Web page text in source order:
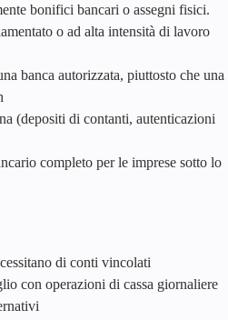
bonifici bancari o assegni fisici.
o ad alta intensità di lavoro
banca autorizzata, piuttosto che una
(depositi di contanti, autenticazioni
completo per le imprese sotto lo
di conti vincolati
con operazioni di cassa giornaliere